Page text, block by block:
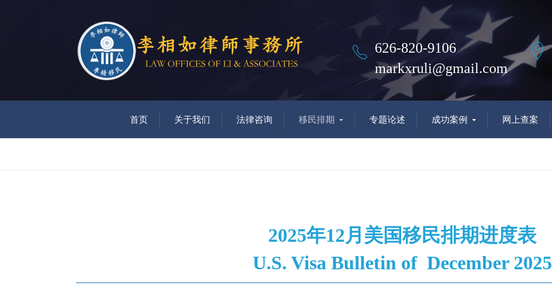
626-820-9106
markxruli@gmail.com
首页 关于我们 法律咨询 移民排期 专题论述 成功案例 网上查案
2025年12月美国移民排期进度表
U.S. Visa Bulletin of December 2025